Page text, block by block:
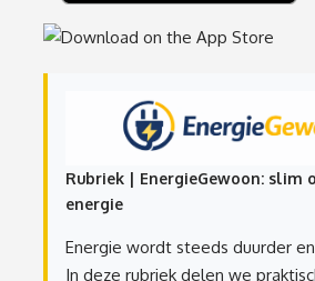
Rubriek | EnergieGewoon: slim
energie
Energie wordt steeds duurder
In deze rubriek delen we